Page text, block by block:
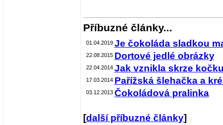
Příbuzné články...
01.04.2019 Je čokoláda sladkou
22.08.2015 Dortové jedlé obrázky
22.04.2014 Jak vznikla skrze
17.03.2014 Pařížská šlehačka a
03.12.2013 Čokoládová pralinka
[další příbuzné články]